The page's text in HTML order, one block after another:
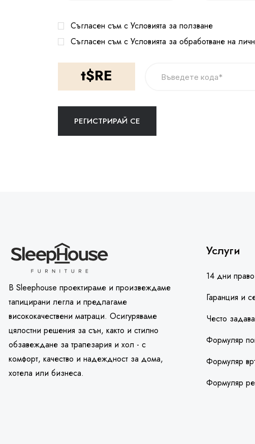
Съгласен съм с Условията за ползване
Съгласен съм с Условията за обработване на
t$RE
В Sleephouse проектираме и произвеждаме
тапицирани легла и предлагаме
висококачествени матраци. Осигуряваме
цялостни решения за сън, както и стилно
обзавеждане за трапезария и хол - с
комфорт, качество и надеждност за дома,
хотела или бизнеса.
Услуги
14 дни
Гаранция и
Често
Формуляр
Формуляр
Формуляр